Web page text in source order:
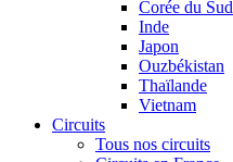
Corée du Sud
Inde
Japon
Ouzbékistan
Thaïlande
Vietnam
Circuits
Tous nos circuits